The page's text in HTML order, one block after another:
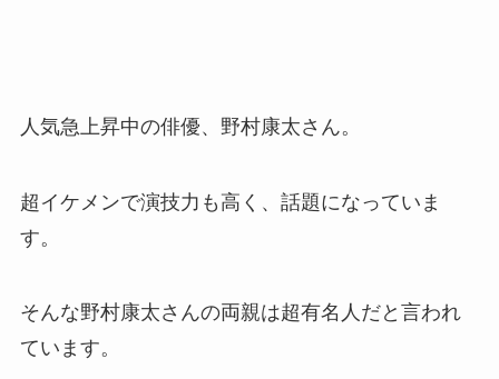
人気急上昇中の俳優、野村康太さん。
超イケメンで演技力も高く、話題になっていま
す。
そんな野村康太さんの両親は超有名人だと言われ
ています。